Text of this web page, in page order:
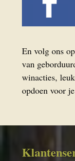
En volg ons
van
winacties,
opdoen voor